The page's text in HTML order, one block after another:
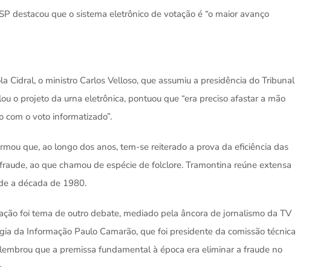
destacou que o sistema eletrônico de votação é “o maior avanço
Cidral, o ministro Carlos Velloso, que assumiu a presidência do Tribunal
o projeto da urna eletrônica, pontuou que “era preciso afastar a mão
com o voto informatizado”.
que, ao longo dos anos, tem-se reiterado a prova da eficiência das
ao que chamou de espécie de folclore. Tramontina reúne extensa
a década de 1980.
foi tema de outro debate, mediado pela âncora de jornalismo da TV
da Informação Paulo Camarão, que foi presidente da comissão técnica
que a premissa fundamental à época era eliminar a fraude no